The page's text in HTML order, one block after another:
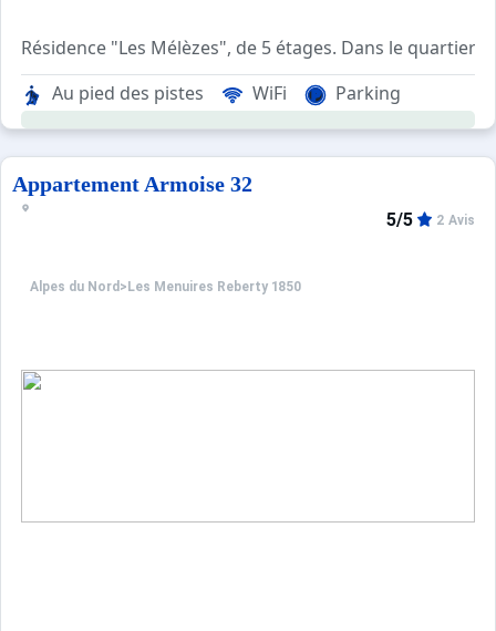
Résidence "Les Mélèzes", de 5 étages. Dans le
Au pied des pistes
WiFi Parking
Appartement Armoise 32
Alpes du Nord > Les Menuires Reberty 1850
5/5 2 Avis